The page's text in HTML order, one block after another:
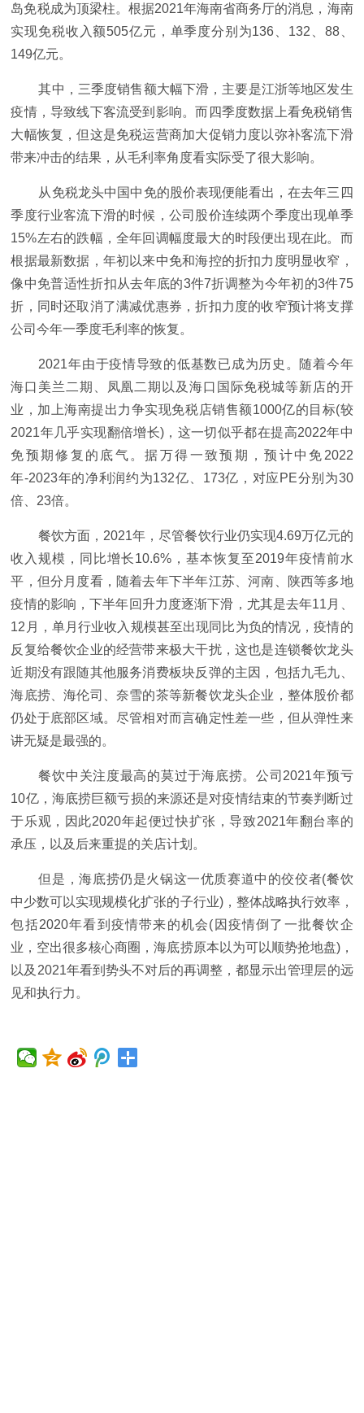
岛免税成为顶梁柱。根据2021年海南省商务厅的消息，海南
实现免税收入额505亿元，单季度分别为136、132、88、
149亿元。
其中，三季度销售额大幅下滑，主要是江浙等地区发生
疫情，导致线下客流受到影响。而四季度数据上看免税销售
大幅恢复，但这是免税运营商加大促销力度以弥补客流下滑
带来冲击的结果，从毛利率角度看实际受了很大影响。
从免税龙头中国中免的股价表现便能看出，在去年三四
季度行业客流下滑的时候，公司股价连续两个季度出现单季
15%左右的跌幅，全年回调幅度最大的时段便出现在此。而
根据最新数据，年初以来中免和海控的折扣力度明显收窄，
像中免普适性折扣从去年底的3件7折调整为今年初的3件75
折，同时还取消了满减优惠券，折扣力度的收窄预计将支撑
公司今年一季度毛利率的恢复。
2021年由于疫情导致的低基数已成为历史。随着今年
海口美兰二期、凤凰二期以及海口国际免税城等新店的开
业，加上海南提出力争实现免税店销售额1000亿的目标(较
2021年几乎实现翻倍增长)，这一切似乎都在提高2022年中
免预期修复的底气。据万得一致预期，预计中免2022
年-2023年的净利润约为132亿、173亿，对应PE分别为30
倍、23倍。
餐饮方面，2021年，尽管餐饮行业仍实现4.69万亿元的
收入规模，同比增长10.6%，基本恢复至2019年疫情前水
平，但分月度看，随着去年下半年江苏、河南、陕西等多地
疫情的影响，下半年回升力度逐渐下滑，尤其是去年11月、
12月，单月行业收入规模甚至出现同比为负的情况，疫情的
反复给餐饮企业的经营带来极大干扰，这也是连锁餐饮龙头
近期没有跟随其他服务消费板块反弹的主因，包括九毛九、
海底捞、海伦司、奈雪的茶等新餐饮龙头企业，整体股价都
仍处于底部区域。尽管相对而言确定性差一些，但从弹性来
讲无疑是最强的。
餐饮中关注度最高的莫过于海底捞。公司2021年预亏
10亿，海底捞巨额亏损的来源还是对疫情结束的节奏判断过
于乐观，因此2020年起便过快扩张，导致2021年翻台率的
承压，以及后来重提的关店计划。
但是，海底捞仍是火锅这一优质赛道中的佼佼者(餐饮
中少数可以实现规模化扩张的子行业)，整体战略执行效率，
包括2020年看到疫情带来的机会(因疫情倒了一批餐饮企
业，空出很多核心商圈，海底捞原本以为可以顺势抢地盘)，
以及2021年看到势头不对后的再调整，都显示出管理层的远
见和执行力。